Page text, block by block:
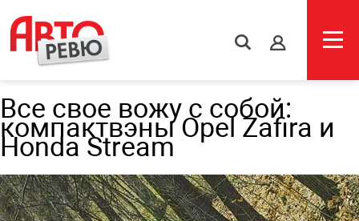
s
Все свое вожу с собой:
компактвэны Opel Zafira и
Honda Stream